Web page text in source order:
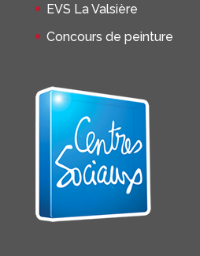
EVS La Valsière
Concours de peinture